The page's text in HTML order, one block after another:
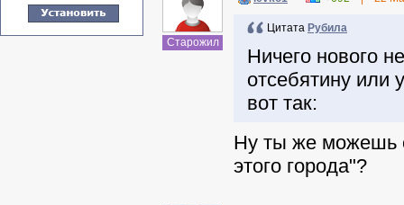
Старожил
Цитата Pyбила
Ничего нового
отсебятину или
вот так:
Ну ты же можешь
этого города"?